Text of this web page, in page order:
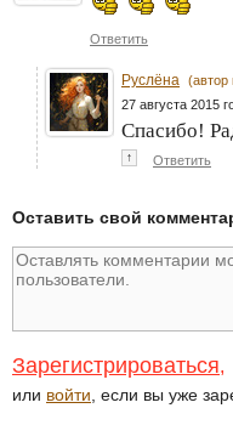
Ответить
Руслёна (автор
27 августа 2015
Спасибо!
↑ Ответить
Оставить свой
Зарегистрироваться,
или войти , если вы уже